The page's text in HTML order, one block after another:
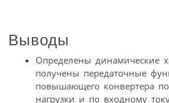
Выводы
Определены динамические
получены передаточные
повышающего конвертера
нагрузки и по входному